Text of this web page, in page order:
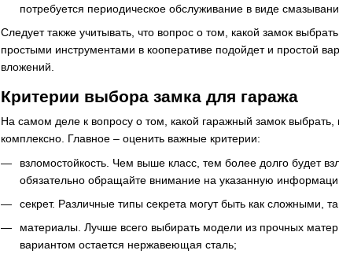
потребуется периодическое обслуживание в виде
Следует также учитывать, что вопрос о том, какой замок
простыми инструментами в кооперативе подойдет и простой
вложений.
Критерии выбора замка для гаража
На самом деле к вопросу о том, какой гаражный замок
комплексно. Главное – оценить важные критерии:
взломостойкость. Чем выше класс, тем более долго будет
обязательно обращайте внимание на указанную
секрет. Различные типы секрета могут быть как сложными,
материалы. Лучше всего выбирать модели из прочных
вариантом остается нержавеющая сталь;